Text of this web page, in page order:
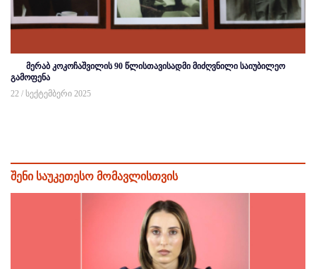
მერაბ კოკოჩაშვილის 90 წლისთავისადმი მიძღვნილი საიუბილეო
გამოფენა
22 / სექტემბერი 2025
შენი საუკეთესო მომავლისთვის